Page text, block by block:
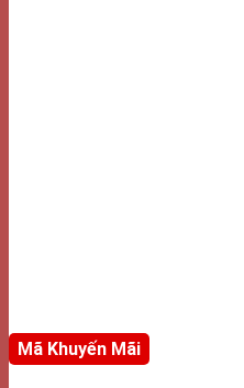
Mã Khuyến Mãi